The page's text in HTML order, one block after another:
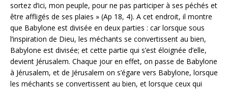
sortez d’ici, mon peuple, pour ne pas participer à ses péchés et
être affligés de ses plaies » (Ap 18, 4). A cet endroit, il montre
que Babylone est divisée en deux parties : car lorsque sous
l’inspiration de Dieu, les méchants se convertissent au bien,
Babylone est divisée; et cette partie qui s’est éloignée d’elle,
devient Jérusalem. Chaque jour en effet, on passe de Babylone
à Jérusalem, et de Jérusalem on s’égare vers Babylone, lorsque
les méchants se convertissent au bien, et lorsque ceux qui